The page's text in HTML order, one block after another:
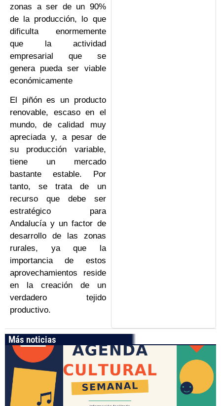
zonas a ser de un 90%
de la producción, lo que
dificulta enormemente
que la actividad
empresarial que se
genera pueda ser viable
económicamente
El piñón es un producto
renovable, escaso en el
mundo, de calidad muy
apreciada y, a pesar de
su producción variable,
tiene un mercado
bastante estable. Por
tanto, se trata de un
recurso que debe ser
estratégico para
Andalucía y un factor de
desarrollo de las zonas
rurales, ya que la
importancia de estos
aprovechamientos reside
en la creación de un
verdadero tejido
productivo.
Más noticias